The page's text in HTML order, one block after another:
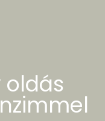
oldás